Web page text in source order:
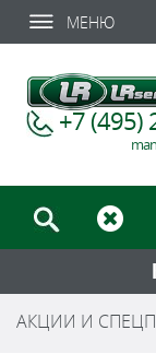
МЕНЮ
+7 (495)
АКЦИИ И